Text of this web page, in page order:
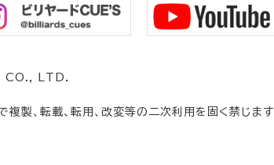
LTD.
複製、転載、転用、改変等の二次利用を固く禁じます